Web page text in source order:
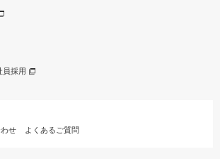
員採用
せ よくあるご質問